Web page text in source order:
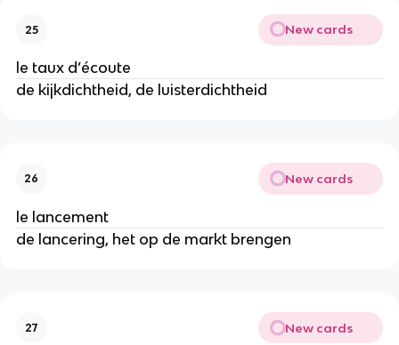
25 New cards
le taux d’écoute
de kijkdichtheid, de luisterdichtheid
26 New cards
le lancement
de lancering, het op de markt brengen
27 New cards